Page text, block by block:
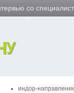
со
индор-